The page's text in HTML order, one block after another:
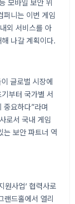
모바일 보안 위
퍼니는 이번 게임
외 서비스를 아
나갈 계획이다.
글로벌 시장에
부터 국가별 서
중요하다”라며
로서 국내 게임
는 보안 파트너 역
원사업’ 협력사로
랜드홀에서 열리